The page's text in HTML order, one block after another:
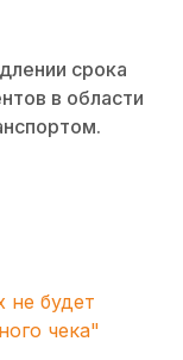
срока
в области
не будет
чека"